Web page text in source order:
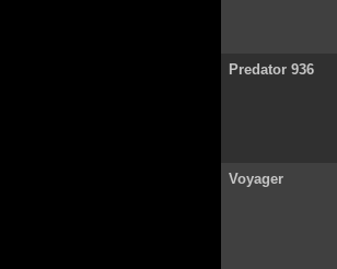
Predator 936
Voyager